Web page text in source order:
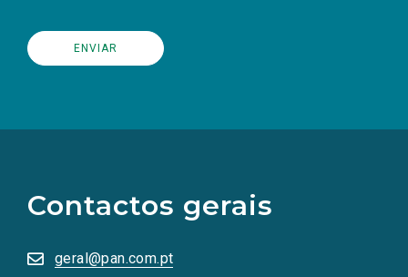
Contactos gerais
geral@pan.com.pt
redes
sociais
numa
nova